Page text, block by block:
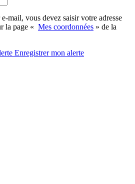
mail, vous devez saisir votre adresse
la page « Mes coordonnées » de la
Enregistrermon alerte